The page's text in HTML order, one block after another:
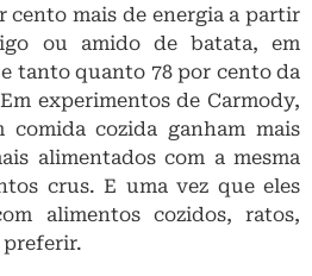
cento mais de energia a partir
ou amido de batata, em
tanto quanto 78 por cento da
experimentos de Carmody,
comida cozida ganham mais
alimentados com a mesma
crus. E uma vez que eles
alimentos cozidos, ratos,
preferir.